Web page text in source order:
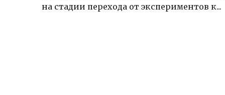
на стадии перехода от экспериментов к...